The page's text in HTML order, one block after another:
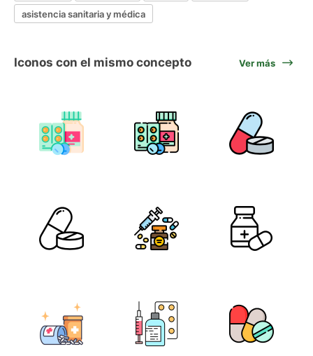
asistencia sanitaria y médica
Iconos con el mismo concepto Ver más